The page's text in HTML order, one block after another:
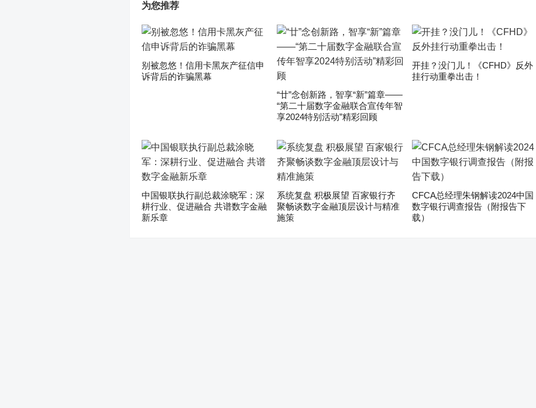
为您推荐
别被忽悠！信用卡黑灰产征信申
诉背后的诈骗黑幕
“廿”念创新路，智享“新”篇章——
“第二十届数字金融联合宣传年智
享2024特别活动”精彩回顾
开挂？没门儿！《CFHD》反外
挂行动重拳出击！
中国银联执行副总裁涂晓军：深
耕行业、促进融合 共谱数字金融
新乐章
系统复盘 积极展望 百家银行齐
聚畅谈数字金融顶层设计与精准
施策
CFCA总经理朱钢解读2024中国
数字银行调查报告（附报告下
载）